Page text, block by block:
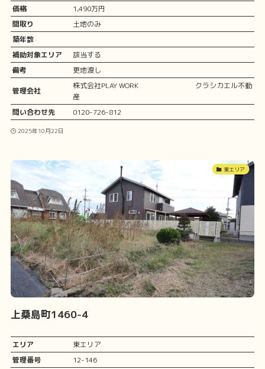
価格
1,490万円
間取り
土地のみ
築年数
補助対象エリア
該当する
備考
更地渡し
管理会社
株式会社PLAY WORK クラシカエル不動
産
問い合わせ先
0120-726-812
2025年10月22日
東エリア
上桑島町1460-4
エリア
東エリア
管理番号
12-146